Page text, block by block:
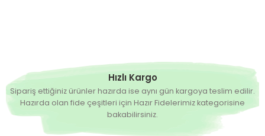
Hızlı Kargo
Sipariş ettiğiniz ürünler hazırda ise aynı gün kargoya teslim edilir.
Hazırda olan fide çeşitleri için Hazır Fidelerimiz kategorisine
bakabilirsiniz.